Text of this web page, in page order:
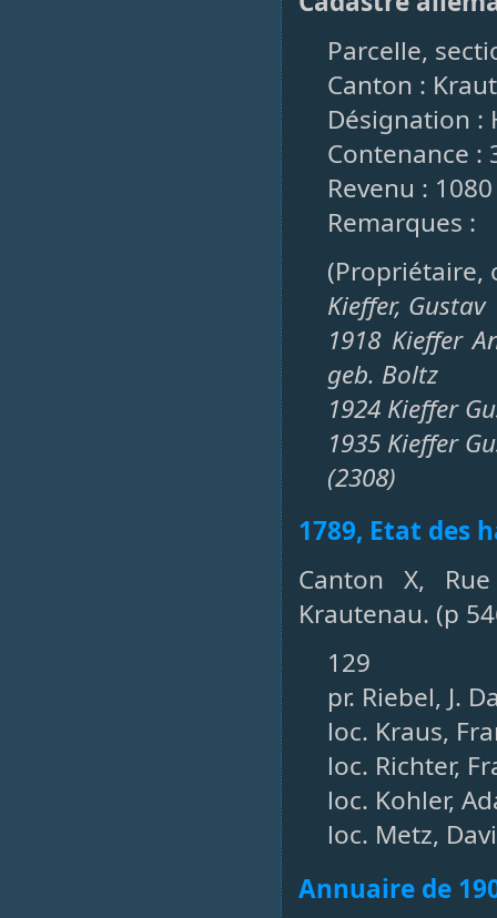
Parcelle,
Canton :
Désignation :
Contenance :
Revenu :
Remarques :
(Propriétaire,
Kieffer, Gustav
1918 Kieffer
geb. Boltz
1924 Kieffer
1935 Kieffer
(2308)
1789, Etat des
Canton X,
Krautenau. (p
129
pr. Riebel, J.
loc. Kraus,
loc. Richter,
loc. Kohler,
loc. Metz,
Annuaire de